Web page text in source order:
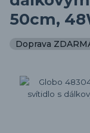
50cm,
Doprava